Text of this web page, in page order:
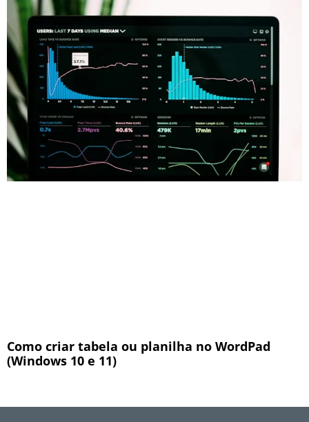
Como criar tabela ou planilha no WordPad
(Windows 10 e 11)